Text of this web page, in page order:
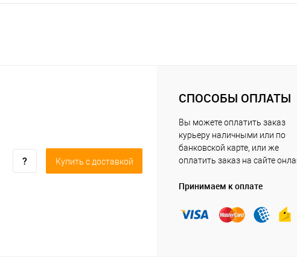
Купить c доставкой
СПОСОБЫ ОПЛАТЫ
Вы можете оплатить заказ
курьеру наличными или по
банковской карте, или же
оплатить заказ на сайте
Принимаем к оплате